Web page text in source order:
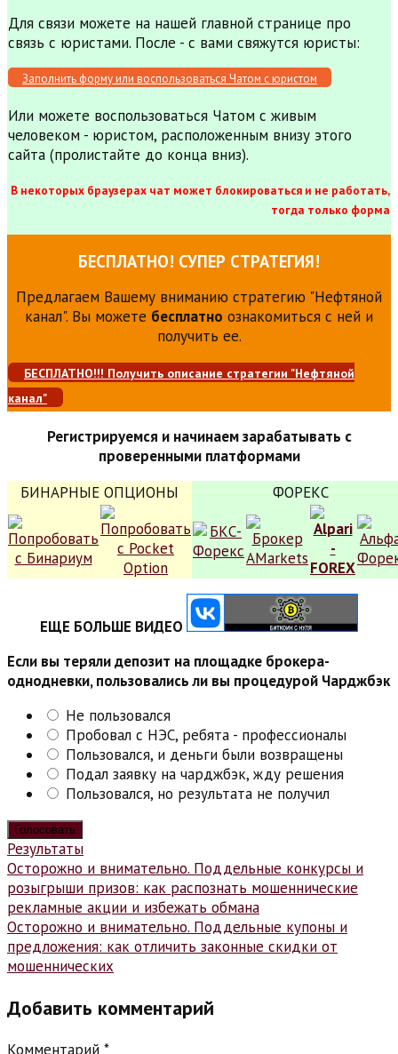
Для связи можете на нашей главной странице про
связь с юристами. После - с вами свяжутся юристы:
Заполнить форму или воспользоваться Чатом с юристом
Или можете воспользоваться Чатом с живым
человеком - юристом, расположенным внизу этого
сайта (пролистайте до конца вниз).
В некоторых браузерах чат может блокироваться и не работать,
тогда только форма
БЕСПЛАТНО! СУПЕР СТРАТЕГИЯ!
Предлагаем Вашему вниманию стратегию "Нефтяной
канал". Вы можете бесплатно ознакомиться с ней и
получить ее.
БЕСПЛАТНО!!! Получить описание стратегии "Нефтяной
канал"
Регистрируемся и начинаем зарабатывать с
проверенными платформами
БИНАРНЫЕ ОПЦИОНЫ
ФОРЕКС
ЕЩЕ БОЛЬШЕ ВИДЕО
Если вы теряли депозит на площадке брокера-
однодневки, пользовались ли вы процедурой Чарджбэк
Не пользовался
Пробовал с НЭС, ребята - профессионалы
Пользовался, и деньги были возвращены
Подал заявку на чарджбэк, жду решения
Пользовался, но результата не получил
Результаты
Навигация
по
записям
Осторожно и внимательно. Поддельные конкурсы и
розыгрыши призов: как распознать мошеннические
рекламные акции и избежать обмана
Осторожно и внимательно. Поддельные купоны и
предложения: как отличить законные скидки от
мошеннических
Добавить комментарий
Комментарий *